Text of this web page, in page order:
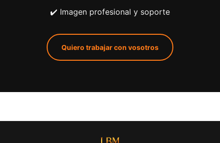
✔️ Imagen profesional y soporte
Quiero trabajar con vosotros